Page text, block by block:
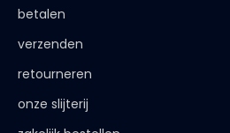
betalen
verzenden
retourneren
onze slijterij